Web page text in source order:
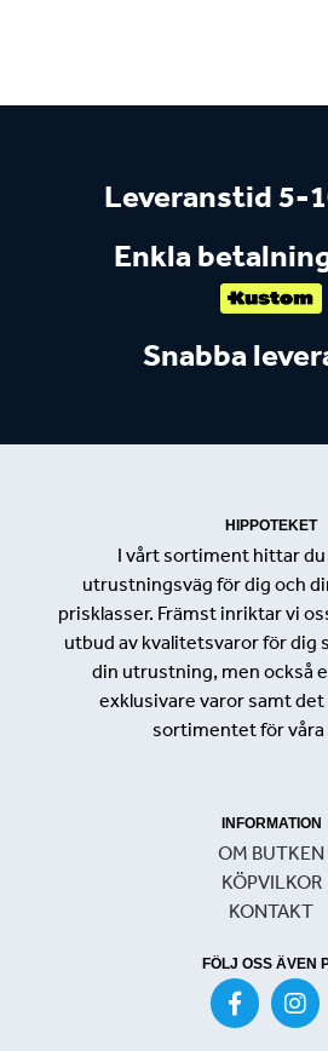
Leveranstid 5-
Enkla
Snabba
HIPPOTEKET
I vårt sortiment hittar
utrustningsväg för dig och
prisklasser. Främst inriktar vi
utbud av kvalitetsvaror för dig
din utrustning, men också
exklusivare varor samt det
sortimentet för våra
INFORMATION
OM BUTKEN
KÖPVILKOR
KONTAKT
FÖLJ OSS ÄVEN